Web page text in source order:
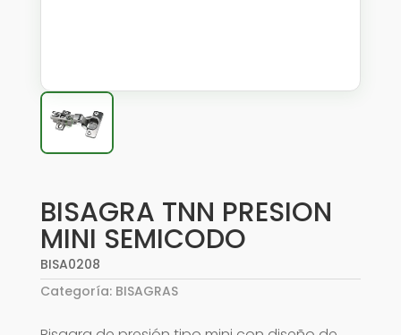
BISAGRA TNN PRESION
MINI SEMICODO
BISA0208
Categoría: BISAGRAS